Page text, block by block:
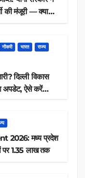
की मंजूरी — क्या
नौकरी भारत राज्य
दिल्ली विकास
अपडेट, ऐसे करें
2026: मध्य प्रदेश
1.35 लाख तक